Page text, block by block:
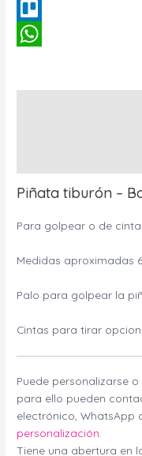
Gmail
Trello
Piñata tiburón –
Para golpear o de
Medidas aproximadas
Palo para golpear la
Cintas para tirar
Puede personalizarse
para ello pueden
electrónico,
personalización.
Tiene una abertura en